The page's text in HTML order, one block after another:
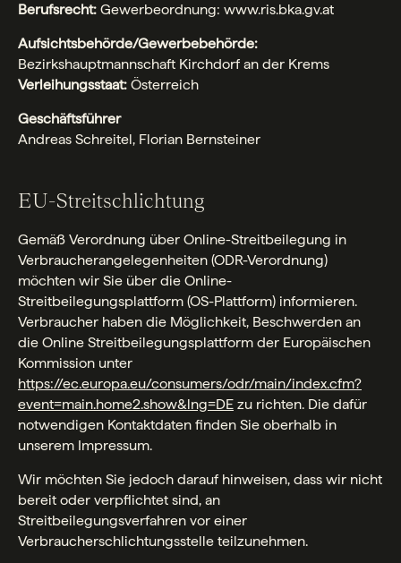
Berufsrecht: Gewerbeordnung: www.ris.bka.gv.at
Aufsichtsbehörde/Gewerbebehörde:
Bezirkshauptmannschaft Kirchdorf an der Krems
Verleihungsstaat: Österreich
Geschäftsführer
Andreas Schreitel, Florian Bernsteiner
EU-Streitschlichtung
Gemäß Verordnung über Online-Streitbeilegung in
Verbraucherangelegenheiten (ODR-Verordnung)
möchten wir Sie über die Online-
Streitbeilegungsplattform (OS-Plattform) informieren.
Verbraucher haben die Möglichkeit, Beschwerden an
die Online Streitbeilegungsplattform der Europäischen
Kommission unter
https://ec.europa.eu/consumers/odr/main/index.cfm?
event=main.home2.show&lng=DE zu richten. Die dafür
notwendigen Kontaktdaten finden Sie oberhalb in
unserem Impressum.
Wir möchten Sie jedoch darauf hinweisen, dass wir nicht
bereit oder verpflichtet sind, an
Streitbeilegungsverfahren vor einer
Verbraucherschlichtungsstelle teilzunehmen.